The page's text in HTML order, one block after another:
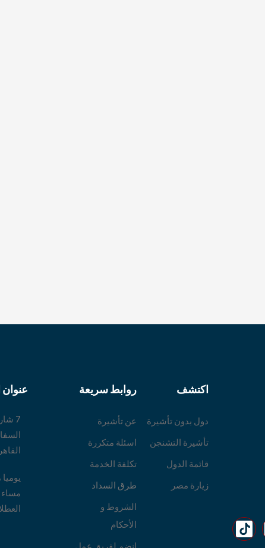
اكتشف
دول بدون تأشيرة
تأشيرة التشنجن
قائمة الدول
زيارة مصر
روابط سريعة
عن تأشيرة
اسئلة متكررة
تكلفة الخدمة
طرق السداد
الشروط و
الأحكام
انضم لفريق عمل
عنوان
7
مساء